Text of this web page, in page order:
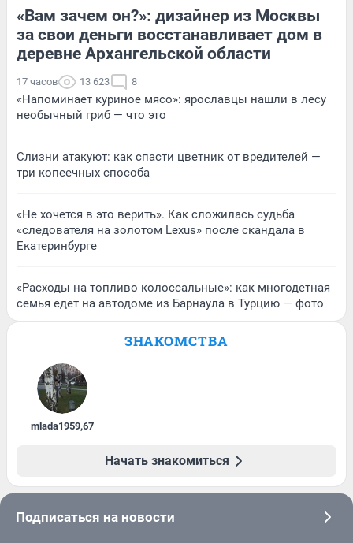
«Вам зачем он?»: дизайнер из Москвы
за свои деньги восстанавливает дом в
деревне Архангельской области
17 часов 13 623 8
«Напоминает куриное мясо»: ярославцы нашли в лесу
необычный гриб — что это
Слизни атакуют: как спасти цветник от вредителей —
три копеечных способа
«Не хочется в это верить». Как сложилась судьба
«следователя на золотом Lexus» после скандала в
Екатеринбурге
«Расходы на топливо колоссальные»: как многодетная
семья едет на автодоме из Барнаула в Турцию — фото
ЗНАКОМСТВА
mlada1959,67
Начать знакомиться
Подписаться на новости